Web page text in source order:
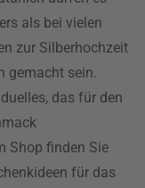
als bei vielen
zur Silberhochzeit
gemacht sein.
das für den
Shop finden Sie
für das